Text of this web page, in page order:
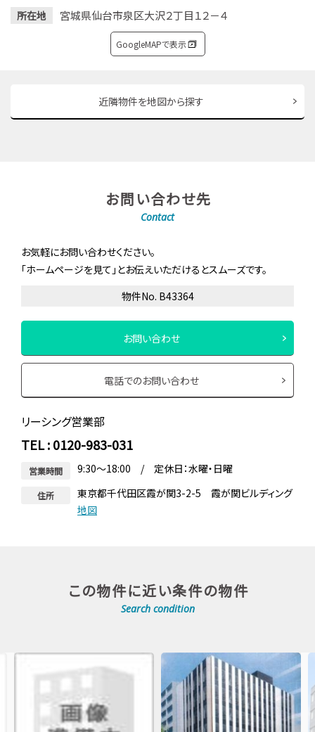
所在地 宮城県仙台市泉区大沢２丁目１２－４
GoogleMAPで表示
近隣物件を地図から探す
お問い合わせ先
Contact
お気軽にお問い合わせください。
「ホームページを見て」とお伝えいただけるとスムーズです。
物件No. B43364
お問い合わせ
電話でのお問い合わせ
リーシング営業部
TEL : 0120-983-031
営業時間 9:30～18:00 / 定休日：水曜・日曜
住所
東京都千代田区霞が関3-2-5 霞が関ビルディング
地図
この物件に近い条件の物件
Search condition